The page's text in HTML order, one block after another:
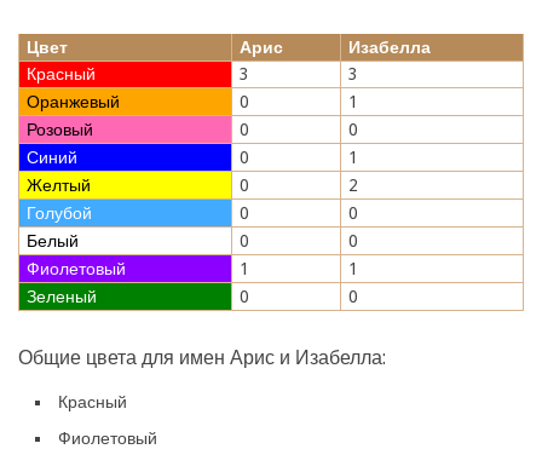
Цвет Арис
Изабелла
Красный
3
3
Оранжевый
0
1
Розовый
0
0
Синий
0
1
Желтый
0
2
Голубой
0
0
Белый
0
0
Фиолетовый
1
1
Зеленый
0 0
Общие цвета для имен Арис и Изабелла:
Красный
Фиолетовый